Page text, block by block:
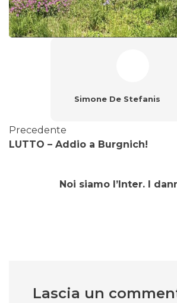
Simone De Stefanis
Precedente
LUTTO – Addio a Burgnich!
Noi siamo l’Inter. I
Lascia un